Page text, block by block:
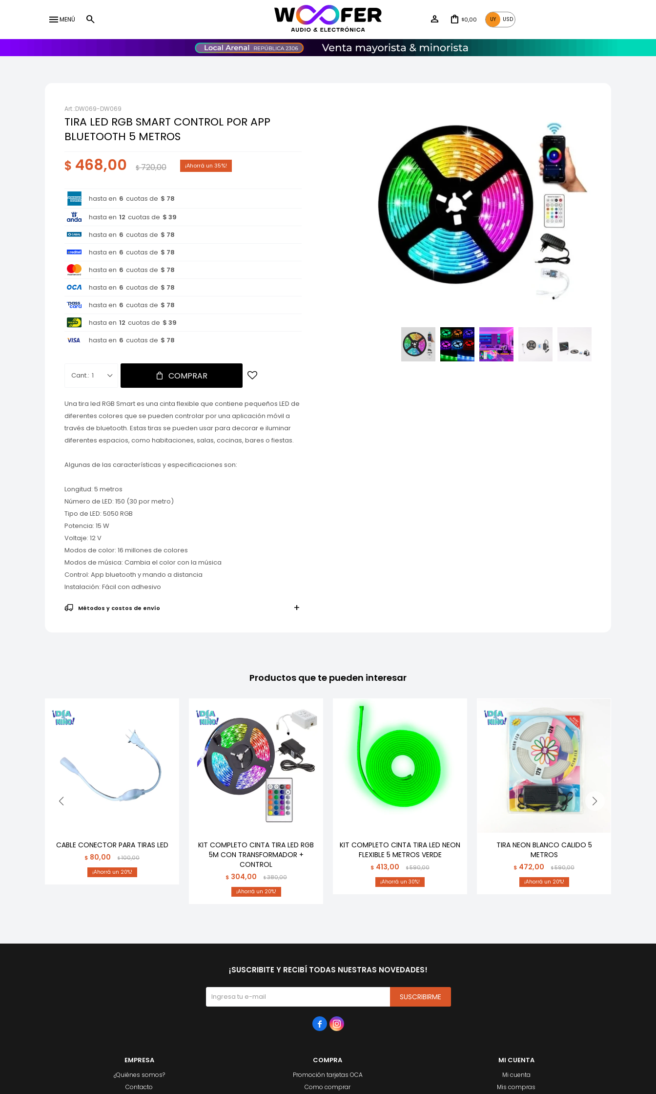
menuMENÚ $0,00 UY USD
DW069-DW069
TIRA LED RGB SMART CONTROL POR APP
BLUETOOTH 5 METROS
$ 468,00 $720,00 35
hasta en 6 cuotas de $ 78
hasta en 12 cuotas de $ 39
hasta en 6 cuotas de $ 78
hasta en 6 cuotas de $ 78
hasta en 6 cuotas de $ 78
hasta en 6 cuotas de $ 78
hasta en 6 cuotas de $ 78
hasta en 12 cuotas de $ 39
hasta en 6 cuotas de $ 78
1 COMPRAR
Una tira led RGB Smart es una cinta flexible que contiene pequeños LED de
diferentes colores que se pueden controlar por una aplicación móvil a
través de bluetooth. Estas tiras se pueden usar para decorar e iluminar
diferentes espacios, como habitaciones, salas, cocinas, bares o fiestas.
Algunas de las características y especificaciones son:
Longitud: 5 metros
Número de LED: 150 (30 por metro)
Tipo de LED: 5050 RGB
Potencia: 15 W
Voltaje: 12 V
Modos de color: 16 millones de colores
Modos de música: Cambia el color con la música
Control: App bluetooth y mando a distancia
Instalación: Fácil con adhesivo
Métodos y costos de envío
Productos que te pueden interesar
CABLE CONECTOR PARA TIRAS LED
$ 80,00 $100,00
20
KIT COMPLETO CINTA TIRA LED RGB
5M CON TRANSFORMADOR +
CONTROL
$ 304,00 $380,00
20
KIT COMPLETO CINTA TIRA LED NEON
FLEXIBLE 5 METROS VERDE
$ 413,00 $590,00
30
TIRA NEON BLANCO CALIDO 5
METROS
$ 472,00 $590,00
20
EMPRESA
¿Quiénes somos?
Contacto
COMPRA
Promoción tarjetas OCA
Como comprar
MI CUENTA
Mi cuenta
Mis compras
¡SUSCRIBITE Y RECIBÍ TODAS NUESTRAS NOVEDADES!
SUSCRIBIRME
 